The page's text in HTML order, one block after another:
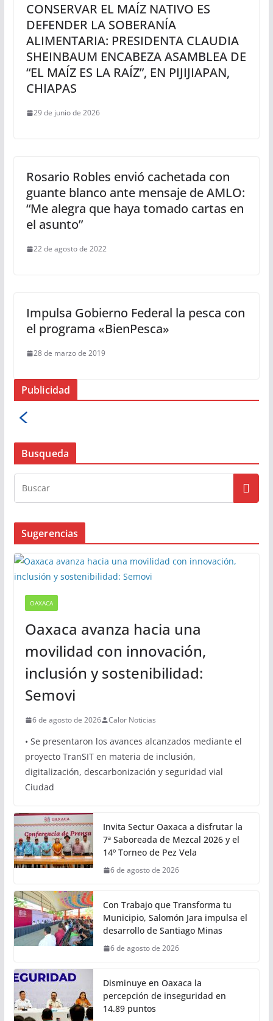
CONSERVAR EL MAÍZ NATIVO ES
DEFENDER LA SOBERANÍA
ALIMENTARIA: PRESIDENTA CLAUDIA
SHEINBAUM ENCABEZA ASAMBLEA DE
“EL MAÍZ ES LA RAÍZ”, EN PIJIJIAPAN,
CHIAPAS
29 de junio de 2026
Rosario Robles envió cachetada con
guante blanco ante mensaje de AMLO:
“Me alegra que haya tomado cartas en
el asunto”
22 de agosto de 2022
Impulsa Gobierno Federal la pesca con
el programa «BienPesca»
28 de marzo de 2019
Publicidad
Busqueda
Sugerencias
OAXACA
Oaxaca avanza hacia una
movilidad con innovación,
inclusión y sostenibilidad:
Semovi
6 de agosto de 2026
• Se presentaron los avances alcanzados mediante el
proyecto TranSIT en materia de inclusión,
digitalización, descarbonización y seguridad vial
Invita Sectur Oaxaca a disfrutar la
7ª Saboreada de Mezcal 2026 y el
14º Torneo de Pez Vela
Con Trabajo que Transforma tu
Municipio, Salomón Jara impulsa el